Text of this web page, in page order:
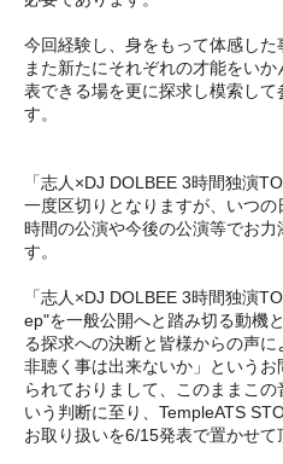
今回経験し、身をもって体感した
また新たにそれぞれの才能をい
表できる場を更に探求し模索し
す。
「志人×DJ DOLBEE 3時間独演
一度区切りとなりますが、いつ
時間の公演や今後の公演等でお
す。
「志人×DJ DOLBEE 3時間独演
ep"を一般公開へと踏み切る動機
る探求への決断と皆様からの声
非聴く事は出来ないか」という
られておりまして、このままこ
いう判断に至り、TempleATS
お取り扱いを6/15発表で置かせて